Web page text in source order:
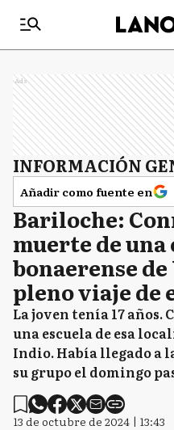
Ads
INFORMACIÓN
Añadir como fuente en
Bariloche:
muerte de
bonaerense
pleno viaje de
La joven tenía 17 años.
una escuela de esa
Indio. Había llegado a
su grupo el domingo
13 de octubre de 2024 | 13:43